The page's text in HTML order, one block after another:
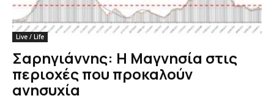
Live / Life
Σαρηγιάννης: Η Μαγνησία στις
περιοχές που προκαλούν
ανησυχία